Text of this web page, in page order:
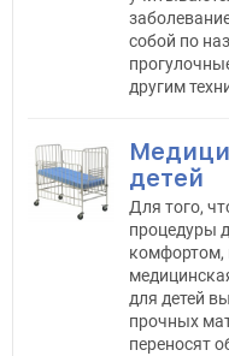
собой по
другим
детей
Для того,
процедуры
комфортом,
для детей
прочных
переносят